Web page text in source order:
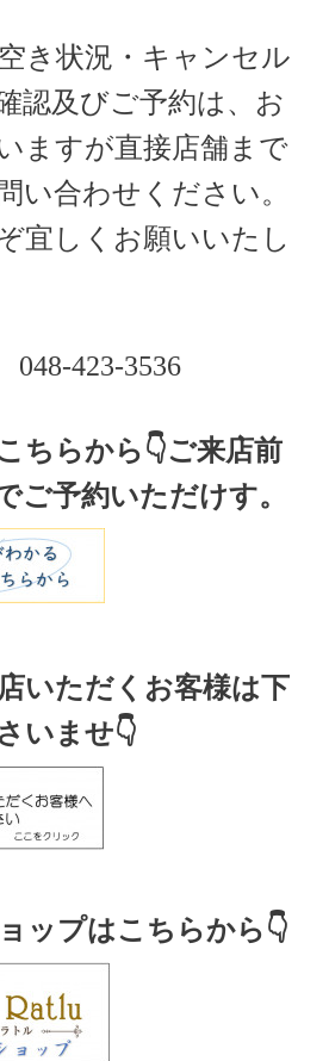
き状況・キャンセル
認及びご予約は、お
ますが直接店舗まで
い合わせください。
宜しくお願いいたし
048-423-3536
ちらから👇ご来店前
ご予約いただけす。
いただくお客様は下
いませ👇
ップはこちらから👇